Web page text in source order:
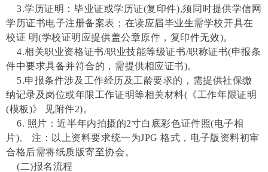
3.学历证明：毕业证或学历证(复印件),须同时提供学信网
学历证书电子注册备案表；在读应届毕业生需学校开具在
校证 明(学校证明应提供盖公章原件，复印件无效)。
4.相关职业资格证书/职业技能等级证书/职称证书(申报条
件中要求具备并符合的，需提供相应证书)。
5.申报条件涉及工作经历及工龄要求的，需提供社保缴
纳记录及岗位或年限工作证明等相关材料(《工作年限证明
(模板)》 见附件2)。
6. 照片：近半年内拍摄的2寸白底彩色证件照(电子相
片)。 注：以上资料要求统一为JPG 格式，电子版资料初审
合格后需将纸质版寄至协会。
(二)报名流程